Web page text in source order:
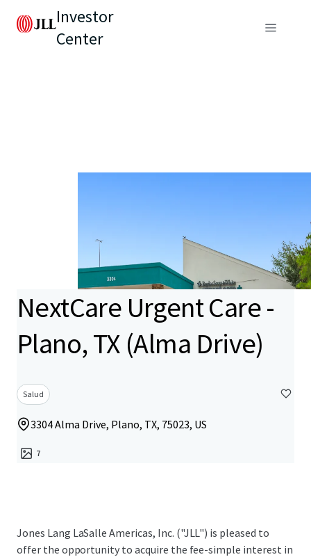
Investor
Center
NextCare Urgent Care -
Plano, TX (Alma Drive)
Salud
3304 Alma Drive, Plano, TX, 75023, US
7
Jones Lang LaSalle Americas, Inc. ("JLL") is pleased to
offer the opportunity to acquire the fee-simple interest in